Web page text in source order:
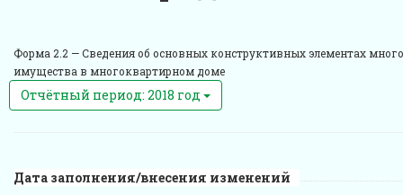
Форма 2.2 — Сведения об основных конструктивных элементах
имущества в многоквартирном доме
Отчётный период: 2018 год
Дата заполнения/внесения изменений